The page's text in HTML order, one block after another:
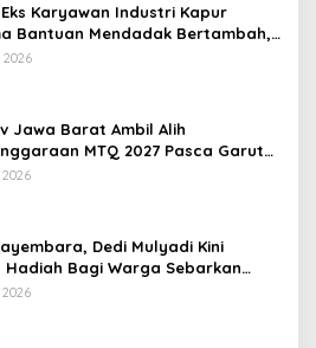
Karyawan Industri Kapur
Bantuan Mendadak Bertambah,
Identifikasi
Jawa Barat Ambil Alih
MTQ 2027 Pasca Garut
Tuan Rumah
Dedi Mulyadi Kini
Hadiah Bagi Warga Sebarkan
Narkotika